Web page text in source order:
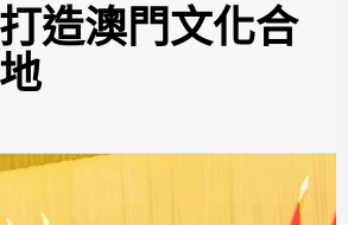
造澳門文化合